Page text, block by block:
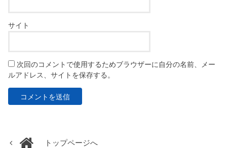
サイト
次回のコメントで使用するためブラウザーに自分の名前、メー
ルアドレス、サイトを保存する。
トップページへ